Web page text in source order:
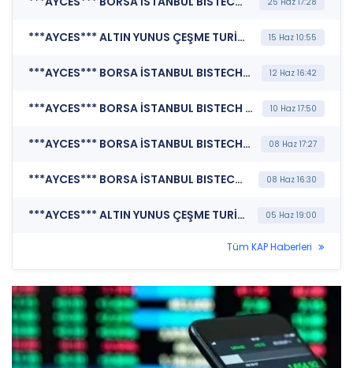
***AYCES*** ALTIN YUNUS ÇEŞME TURİSTİK TESİSLER A.Ş. (Özel Durum Açıklaması (Genel)) 15 Haz 10:55
***AYCES*** BORSA İSTANBUL BISTECH DEVRE KESİCİ UYGULAMASI (Pay Bazında Devre Kesici Bildirimi) 12 Haz 16:42
***AYCES*** BORSA İSTANBUL BISTECH DEVRE KESİCİ UYGULAMASI (Pay Bazında Devre Kesici Bildirimi) 10 Haz 17:50
***AYCES*** BORSA İSTANBUL BISTECH DEVRE KESİCİ UYGULAMASI (Pay Bazında Devre Kesici Bildirimi) 08 Haz 17:27
***AYCES*** BORSA İSTANBUL BISTECH DEVRE KESİCİ UYGULAMASI (Pay Bazında Devre Kesici Bildirimi) 08 Haz 16:30
***AYCES*** ALTIN YUNUS ÇEŞME TURİSTİK TESİSLER A.Ş. (Olağan Dışı Fiyat ve Miktar Hareketleri) 05 Haz 19:00
Tüm KAP Haberleri